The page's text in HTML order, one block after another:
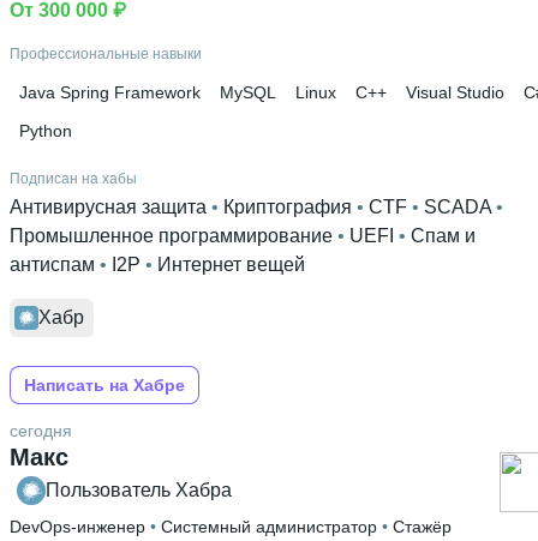
От 300 000 ₽
Профессиональные навыки
Java Spring Framework MySQL Linux C++ Visual Studio
Python
Подписан на хабы
Антивирусная защита • Криптография • CTF • SCADA
Промышленное программирование • UEFI • Спам и
антиспам • I2P • Интернет вещей
Хабр
Написать на Хабре
Макс
сегодня
Пользователь Хабра
DevOps-инженер • Системный администратор • Стажёр